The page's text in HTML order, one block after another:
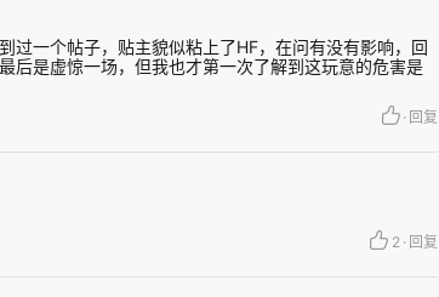
过一个帖子，贴主貌似粘上了HF，在问有没有影响，回
后是虚惊一场，但我也才第一次了解到这玩意的危害是
· 回复
2 · 回复